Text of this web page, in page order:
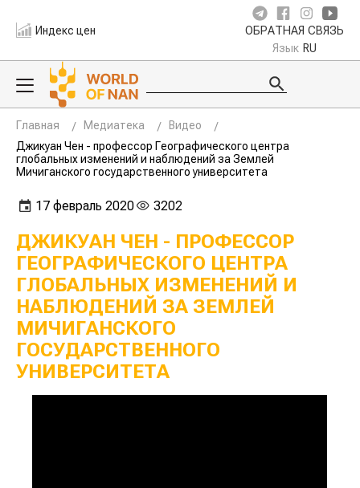
Индекс цен ОБРАТНАЯ СВЯЗЬ
Язык RU
Главная Медиатека
Видео
Джикуан Чен - профессор Географического центра
глобальных изменений и наблюдений за Землей
Мичиганского государственного университета
17 февраль 2020 3202
ДЖИКУАН ЧЕН - ПРОФЕССОР
ГЕОГРАФИЧЕСКОГО ЦЕНТРА
ГЛОБАЛЬНЫХ ИЗМЕНЕНИЙ И
НАБЛЮДЕНИЙ ЗА ЗЕМЛЕЙ
МИЧИГАНСКОГО
ГОСУДАРСТВЕННОГО
УНИВЕРСИТЕТА